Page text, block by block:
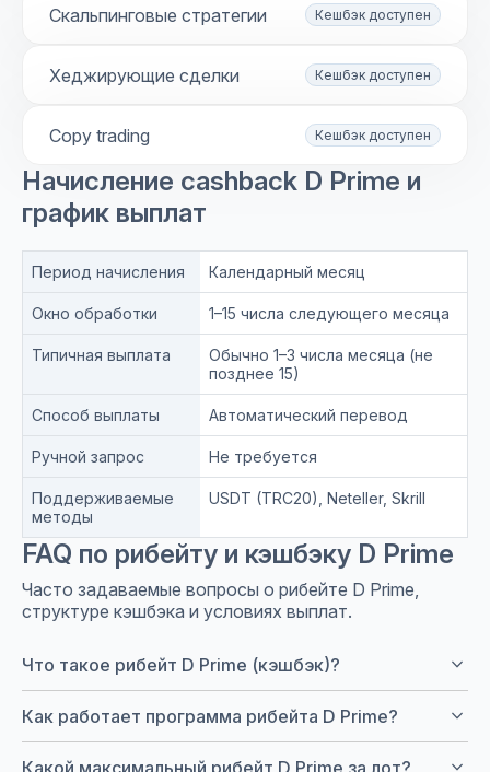
Скальпинговые стратегии Кешбэк доступен
Хеджирующие сделки Кешбэк доступен
Copy trading Кешбэк доступен
Начисление cashback D Prime и
график выплат
Период начисления Календарный месяц
Окно обработки 1–15 числа следующего месяца
Типичная выплата
Обычно 1–3 числа месяца (не
позднее 15)
Способ выплаты Автоматический перевод
Ручной запрос Не требуется
Поддерживаемые
методы
USDT (TRC20), Neteller, Skrill
FAQ по рибейту и кэшбэку D Prime
Часто задаваемые вопросы о рибейте D Prime,
структуре кэшбэка и условиях выплат.
Что такое рибейт D Prime (кэшбэк)? keyboard_arrow_down
Как работает программа рибейта D Prime? keyboard_arrow_down